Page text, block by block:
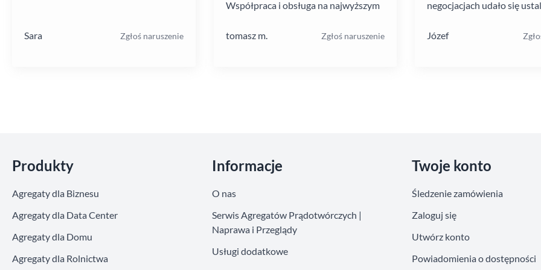
Sara Zgłoś naruszenie
Współpraca i obsługa na najwyższym
tomasz m.
Zgłoś naruszenie
negocjacjach udało się
szybko i schludnie.
Józef
Produkty
Agregaty dla Biznesu
Agregaty dla Data Center
Agregaty dla Domu
Agregaty dla Rolnictwa
Informacje
O nas
Serwis Agregatów Prądotwórczych |
Naprawa i Przeglądy
Usługi dodatkowe
Twoje konto
Śledzenie zamówienia
Zaloguj się
Utwórz konto
Powiadomienia o dostępności